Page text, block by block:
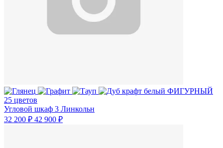
25 цветов
Угловой шкаф 3 Линкольн
32 200 ₽ 42 900 ₽